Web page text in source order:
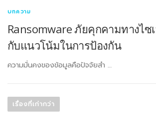
บทความ
Ransomware ภัยคุกคามทางไซ
กับแนวโน้มในการป้องกัน
ความมั่นคงของข้อมูลคือปัจจัยสำ …
น
ะ
เรื่องที่เก่ากว่า